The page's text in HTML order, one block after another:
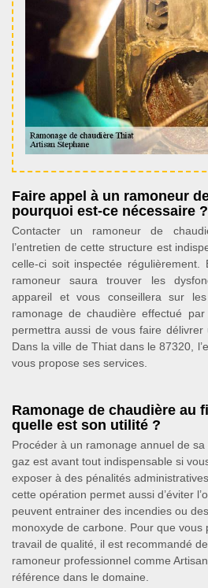
Faire appel à un ramoneur
pourquoi est-ce nécessaire ?
Contacter un ramoneur de
l’entretien de cette structure est
celle-ci soit inspectée régulièrement.
ramoneur saura trouver les
appareil et vous conseillera sur
ramonage de chaudière effectué
permettra aussi de vous faire délivrer
Dans la ville de Thiat dans le 87320,
vous propose ses services.
Ramonage de chaudière au
quelle est son utilité ?
Procéder à un ramonage annuel de
gaz est avant tout indispensable si
exposer à des pénalités
cette opération permet aussi d’éviter
peuvent entrainer des incendies ou
monoxyde de carbone. Pour que vous
travail de qualité, il est recommandé
ramoneur professionnel comme
référence dans le domaine.